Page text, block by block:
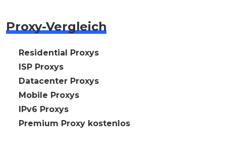
Proxy-Vergleich
🇩🇪 Residential Proxys
🇩🇪 ISP Proxys
🇩🇪 Datacenter Proxys
🇩🇪 Mobile Proxys
🇩🇪 IPv6 Proxys
⭐ Premium Proxy kostenlos